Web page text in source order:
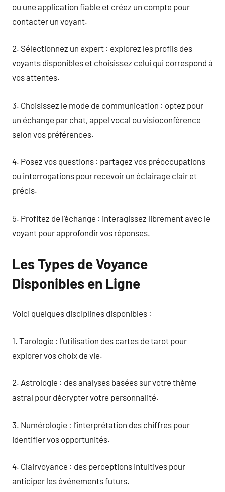
ou une application fiable et créez un compte pour
contacter un voyant.
2. Sélectionnez un expert : explorez les profils des
voyants disponibles et choisissez celui qui correspond à
vos attentes.
3. Choisissez le mode de communication : optez pour
un échange par chat, appel vocal ou visioconférence
selon vos préférences.
4. Posez vos questions : partagez vos préoccupations
ou interrogations pour recevoir un éclairage clair et
précis.
5. Profitez de l’échange : interagissez librement avec le
voyant pour approfondir vos réponses.
Les Types de Voyance
Disponibles en Ligne
Voici quelques disciplines disponibles :
1. Tarologie : l’utilisation des cartes de tarot pour
explorer vos choix de vie.
2. Astrologie : des analyses basées sur votre thème
astral pour décrypter votre personnalité.
3. Numérologie : l’interprétation des chiffres pour
identifier vos opportunités.
4. Clairvoyance : des perceptions intuitives pour
anticiper les événements futurs.